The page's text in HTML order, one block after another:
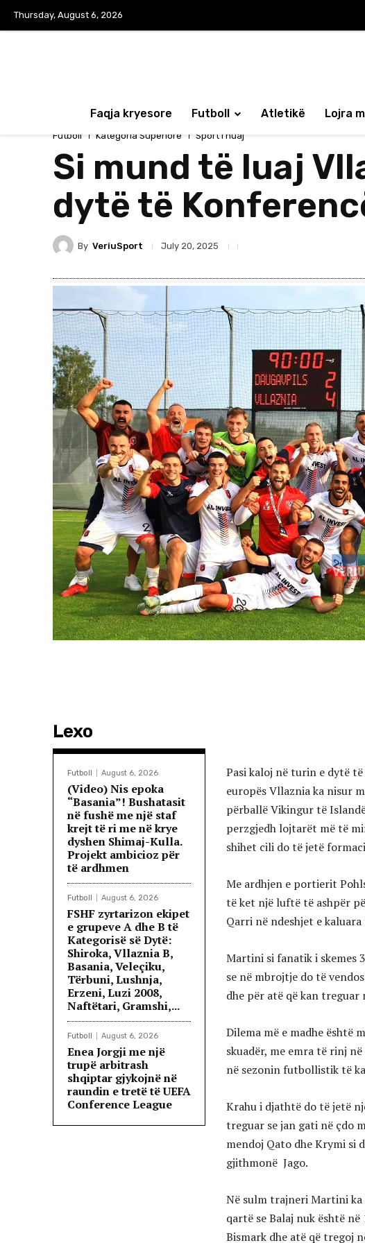
Thursday, August 6, 2026
Faqja kryesore Futboll Atletikë Lojra
Futboll Kategoria Superiore Sport i huaj
Si mund të luaj
dytë të
By VeriuSport July 20, 2025
Lexo
Futboll August 6, 2026
(Video) Nis epoka
“Basania”! Bushatasit
në fushë me një staf
krejt të ri me në krye
dyshen Shimaj-Kulla.
Projekt ambicioz për
të ardhmen
Futboll August 6, 2026
FSHF zyrtarizon ekipet
e grupeve A dhe B të
Kategorisë së Dytë:
Shiroka, Vllaznia B,
Basania, Veleçiku,
Tërbuni, Lushnja,
Erzeni, Luzi 2008,
Naftëtari, Gramshi,...
Futboll August 6, 2026
Enea Jorgji me një
trupë arbitrash
shqiptar gjykojnë në
raundin e tretë të UEFA
Conference League
Pasi kaloj në turin e dytë
europës Vllaznia ka nisur
përballë Vikingur të
perzgjedh lojtarët më të
shihet cili do të jetë
Me ardhjen e portierit
të ket një luftë të ashpër
Qarri në ndeshjet e
Martini si fanatik i skemes
se në mbrojtje do të
dhe për atë që kan treguar
Dilema më e madhe është
skuadër, me emra të rinj
në sezonin futbollistik të
Krahu i djathtë do të jetë
treguar se jan gati në çdo
mendoj Qato dhe Krymi si
gjithmonë Jago.
Në sulm trajneri Martini ka
qartë se Balaj nuk është
Bismark dhe atë që tregoj